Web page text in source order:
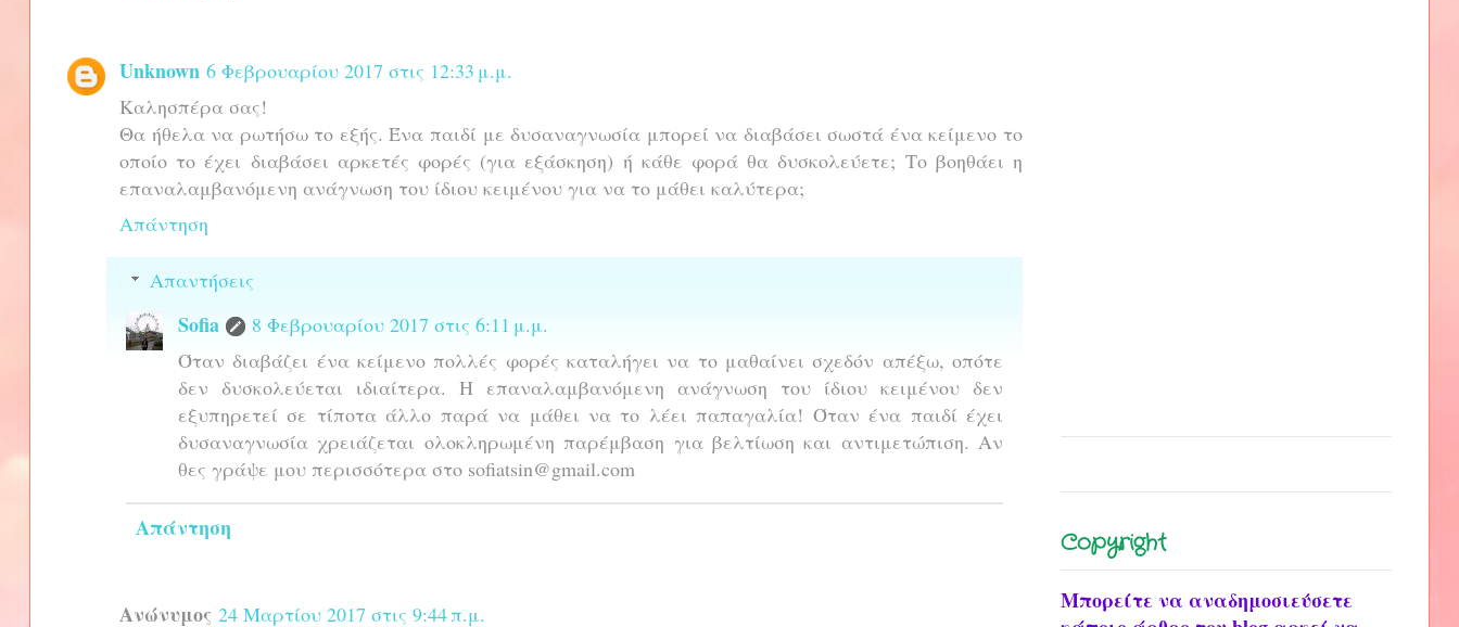
Unknown 6 Φεβρουαρίου 2017 στις 12:33 μ.μ.
Καλησπέρα σας!
Θα ήθελα να ρωτήσω το εξής. Ένα παιδί με δυσαναγνωσία μπορεί να διαβάσει σωστά ένα κείμενο το
οποίο το έχει διαβάσει αρκετές φορές (για εξάσκηση) ή κάθε φορά θα δυσκολεύετε; Το βοηθάει η
επαναλαμβανόμενη ανάγνωση του ίδιου κειμένου για να το μάθει καλύτερα;
Απάντηση
Απαντήσεις
Sofia
8 Φεβρουαρίου 2017 στις 6:11 μ.μ.
Όταν διαβάζει ένα κείμενο πολλές φορές καταλήγει να το μαθαίνει σχεδόν απέξω, οπότε
δεν δυσκολεύεται ιδιαίτερα. Η επαναλαμβανόμενη ανάγνωση του ίδιου κειμένου δεν
εξυπηρετεί σε τίποτα άλλο παρά να μάθει να το λέει παπαγαλία! Όταν ένα παιδί έχει
δυσαναγνωσία χρειάζεται ολοκληρωμένη παρέμβαση για βελτίωση και αντιμετώπιση. Αν
θες γράψε μου περισσότερα στο sofiatsin@gmail.com
Απάντηση
Ανώνυμος 24 Μαρτίου 2017 στις 9:44 π.μ.
Copyright
Μπορείτε να αναδημοσιεύσετε